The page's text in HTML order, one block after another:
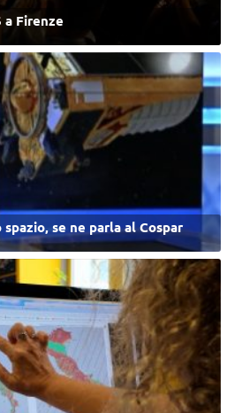
a Firenze
se ne parla al Cospar